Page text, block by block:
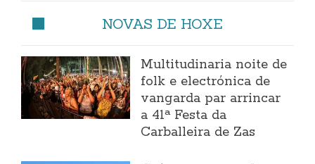
NOVAS DE HOXE
Multitudinaria noite de
folk e electrónica de
vangarda par arrincar
a 41ª Festa da
Carballeira de Zas